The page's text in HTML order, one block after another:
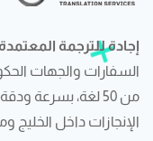
إجادة للترجمة المعتمدة
السفارات والجهات
من 50 لغة، بسرعة
الإنجازات داخل الخليج